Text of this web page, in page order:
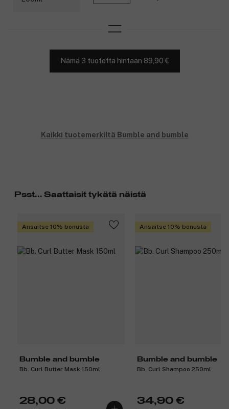
Nämä 3 tuotetta hintaan 89,90 €
Kaikki tuotemerkiltä Bumble and bumble
Psst... Saattaisit tykätä näistä
Ansaitse 10% bonusta
Bumble and bumble
Bb. Curl Butter Mask 150ml
28,00 €
Ansaitse 10% bonusta
Bumble and bumble
Bb. Curl Shampoo 250ml
34,90 €